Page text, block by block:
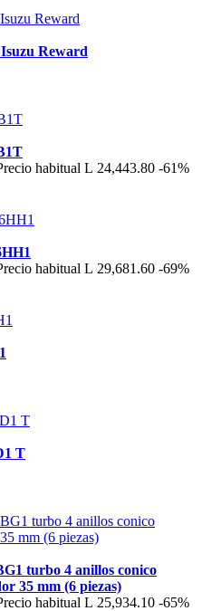
Reward
habitual L 24,443.80 -61%
habitual L 29,681.60 -69%
T
turbo 4 anillos conico
35 mm (6 piezas)
habitual L 25,934.10 -65%